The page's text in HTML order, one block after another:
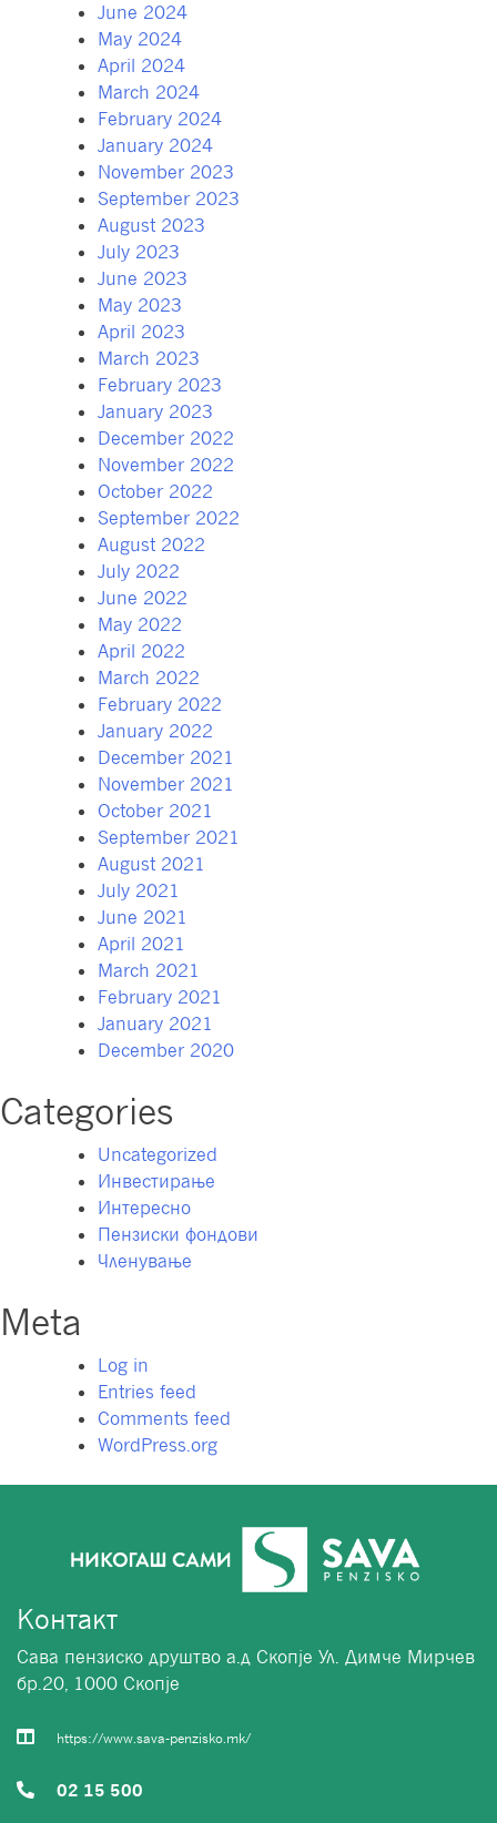
June 2024
May 2024
April 2024
March 2024
February 2024
January 2024
November 2023
September 2023
August 2023
July 2023
June 2023
May 2023
April 2023
March 2023
February 2023
January 2023
December 2022
November 2022
October 2022
September 2022
August 2022
July 2022
June 2022
May 2022
April 2022
March 2022
February 2022
January 2022
December 2021
November 2021
October 2021
September 2021
August 2021
July 2021
June 2021
April 2021
March 2021
February 2021
January 2021
December 2020
Categories
Uncategorized
Инвестирање
Интересно
Пензиски фондови
Членување
Meta
Log in
Entries feed
Comments feed
WordPress.org
Контакт
Сава пензиско друштво а.д Скопје Ул. Димче Мирчев
бр.20, 1000 Скопје
https://www.sava-penzisko.mk/
02 15 500